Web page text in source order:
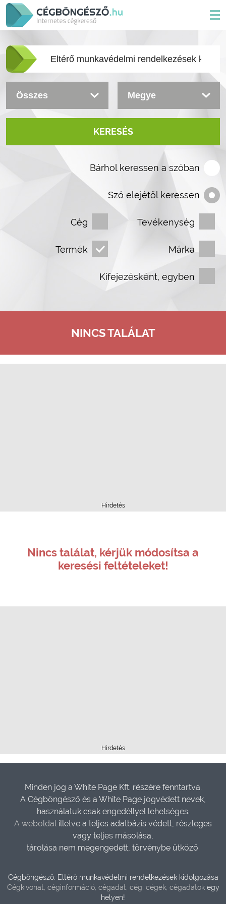
KERESÉS
Bárhol keressen a szóban
Szó elejétől keressen
Cég Tevékenység
Termék Márka
Kifejezésként, egyben
NINCS TALÁLAT
Hirdetés
Nincs találat, kérjük módosítsa a
keresési feltételeket!
Hirdetés
Minden jog a White Page Kft. részére fenntartva.
A Cégböngésző és a White Page jogvédett nevek,
használatuk csak engedéllyel lehetséges.
A weboldal illetve a teljes adatbázis védett, részleges
vagy teljes másolása,
tárolása nem megengedett, törvénybe ütköző.
Cégböngésző: Eltérő munkavédelmi rendelkezések kidolgozása
Cégkivonat, céginformáció, cégadat, cég, cégek, cégadatokegy
helyen!